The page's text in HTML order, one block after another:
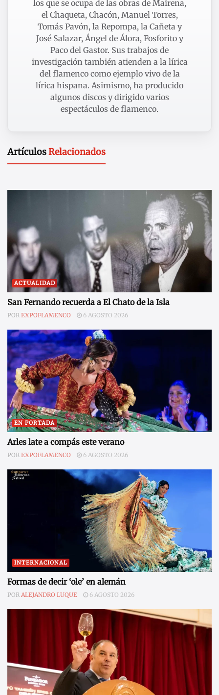
los que se ocupa de las obras de Mairena,
el Chaqueta, Chacón, Manuel Torres,
Tomás Pavón, la Repompa, la Cañeta y
José Salazar, Ángel de Álora, Fosforito y
Paco del Gastor. Sus trabajos de
investigación también atienden a la lírica
del flamenco como ejemplo vivo de la
lírica hispana. Asimismo, ha producido
algunos discos y dirigido varios
espectáculos de flamenco.
ArtículosRelacionados
ACTUALIDAD
San Fernando recuerda a El Chato de la Isla
POR EXPOFLAMENCO 6 AGOSTO 2026
EN PORTADA
Arles late a compás este verano
POR EXPOFLAMENCO 6 AGOSTO 2026
INTERNACIONAL
Formas de decir ‘ole’ en alemán
POR ALEJANDRO LUQUE 6 AGOSTO 2026